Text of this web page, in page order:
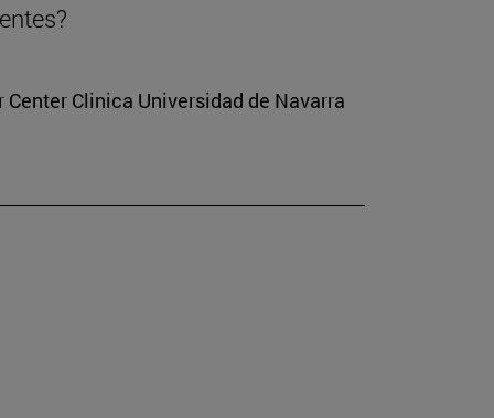
Clinica Universidad de Navarra